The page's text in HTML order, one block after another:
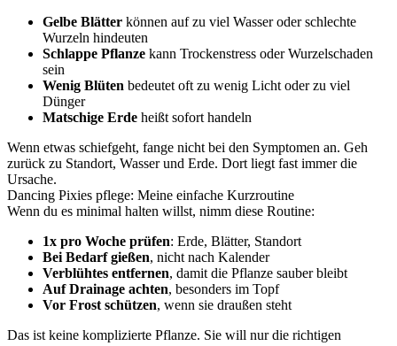
Gelbe Blätter können auf zu viel Wasser oder schlechte
Wurzeln hindeuten
Schlappe Pflanze kann Trockenstress oder Wurzelschaden
sein
Wenig Blüten bedeutet oft zu wenig Licht oder zu viel
Dünger
Matschige Erde heißt sofort handeln
Wenn etwas schiefgeht, fange nicht bei den Symptomen an. Geh
zurück zu Standort, Wasser und Erde. Dort liegt fast immer die
Ursache.
Dancing Pixies pflege: Meine einfache Kurzroutine
Wenn du es minimal halten willst, nimm diese Routine:
1x pro Woche prüfen: Erde, Blätter, Standort
Bei Bedarf gießen, nicht nach Kalender
Verblühtes entfernen, damit die Pflanze sauber bleibt
Auf Drainage achten, besonders im Topf
Vor Frost schützen, wenn sie draußen steht
Das ist keine komplizierte Pflanze. Sie will nur die richtigen